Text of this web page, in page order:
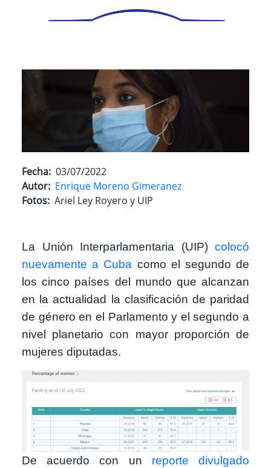
Fecha 03/07/2022
Autor Enrique Moreno Gimeranez
Fotos Ariel Ley Royero y UIP
La Unión Interparlamentaria (UIP) colocó
nuevamente a Cuba como el segundo de
los cinco países del mundo que alcanzan
en la actualidad la clasificación de paridad
de género en el Parlamento y el segundo a
nivel planetario con mayor proporción de
mujeres diputadas.
Imagen
De acuerdo con un reporte divulgado